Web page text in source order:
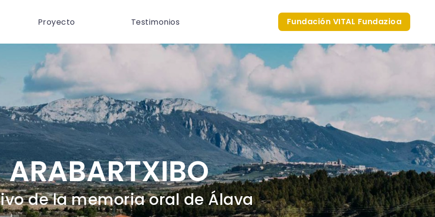
Proyecto Testimonios Fundación VITAL Fundazioa
ARABARTXIBO
de la memoria oral de Álava